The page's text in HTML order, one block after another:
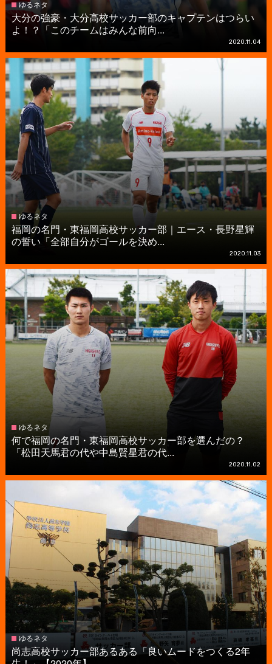
ゆるネタ
大分の強豪・大分高校サッカー部のキャプテンはつらい
よ！？「このチームはみんな前向...
2020.11.04
ゆるネタ
福岡の名門・東福岡高校サッカー部｜エース・長野星輝
の誓い「全部自分がゴールを決め...
2020.11.03
ゆるネタ
何で福岡の名門・東福岡高校サッカー部を選んだの？
「松田天馬君の代や中島賢星君の代...
2020.11.02
ゆるネタ
尚志高校サッカー部あるある「良いムードをつくる2年